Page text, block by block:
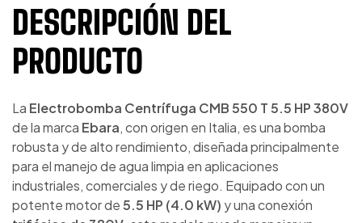
DESCRIPCIÓN DEL
PRODUCTO
La Electrobomba Centrífuga CMB 550 T 5.5 HP 380V
de la marca Ebara, con origen en Italia, es una bomba
robusta y de alto rendimiento, diseñada principalmente
para el manejo de agua limpia en aplicaciones
industriales, comerciales y de riego. Equipado con un
potente motor de5.5 HP (4.0 kW) y una conexión